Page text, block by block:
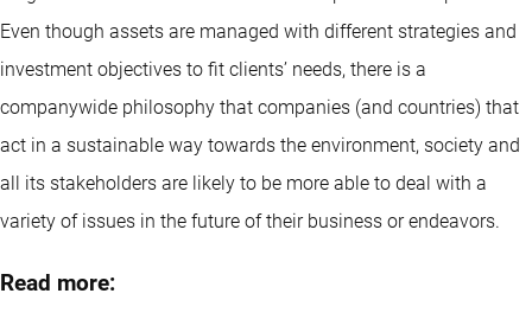
Even though assets are managed with different strategies and
investment objectives to fit clients’ needs, there is a
companywide philosophy that companies (and countries) that
act in a sustainable way towards the environment, society and
all its stakeholders are likely to be more able to deal with a
variety of issues in the future of their business or endeavors.
Read more: